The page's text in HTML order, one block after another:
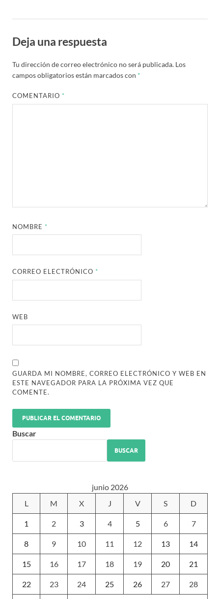
Deja una respuesta
Tu dirección de correo electrónico no será publicada. Los
campos obligatorios están marcados con *
COMENTARIO *
NOMBRE *
CORREO ELECTRÓNICO *
WEB
GUARDA MI NOMBRE, CORREO ELECTRÓNICO Y WEB EN
ESTE NAVEGADOR PARA LA PRÓXIMA VEZ QUE
COMENTE.
Buscar
BUSCAR
junio 2026
L
M X J V S D
1 2 3 4 5 6 7
8 9 10 11 12 13 14
15 16 17 18 19 20 21
22 23 24 25 26 27 28